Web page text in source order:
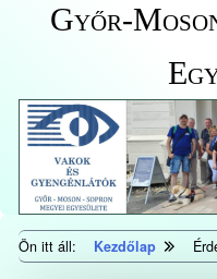
Győr-
Ön itt áll: Kezdőlap